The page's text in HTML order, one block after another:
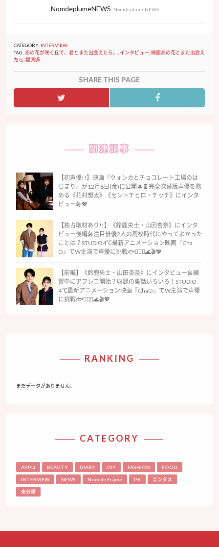
NomdeplumeNEWS NomdeplumeNEWS
CATEGORY: INTERVIEW
TAG: あの花が咲く丘で、君とまた出会えたら。 インタビュー 映画あの花とまた出会え
たら ,福原遥
SHARE THIS PAGE
関連記事
【初声優!!】映画『ウォンカとチョコレート工場のは
じまり』が12月8日(金)に公開🎩🍫完全吹替版声優を務
める《花村想太》《セントチヒロ・チッチ》にインタ
ビュー🎤💖
【独占取材あり!!】《鈴鹿央士・山田杏奈》にインタ
ビュー後編🎤注目俳優2人の高校時代にやってよかった
ことは？STUDIO4℃最新アニメーション映画『Cha
O』でW主演で声優に挑戦🐟🧜🏻‍♀️🌊🎬💖
【前編】《鈴鹿央士・山田杏奈》にインタビュー🎤練
習中にアフレコ開始？収録の裏話いろいろ！STUDIO
4℃最新アニメーション映画『ChaO』でW主演で声優
に挑戦🐟🧜🏻‍♀️🌊🎬💖
RANKING
まだデータがありません。
CATEGORY
APPLI BEAUTY DIARY DIY FASHION FOOD
INTERVIEW NEWS Nom de Frame PR エンタメ
未分類